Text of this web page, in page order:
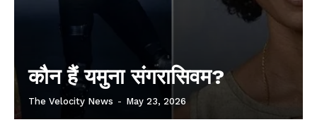
कौन हैं यमुना संगरासिवम?
The Velocity News - May 23, 2026